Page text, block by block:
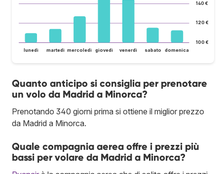
100 €
120 €
140 €
lunedì martedì mercoledì giovedì venerdì sabato domenica
Quanto anticipo si consiglia per prenotare
un volo da Madrid a Minorca?
Prenotando 340 giorni prima si ottiene il miglior prezzo
da Madrid a Minorca.
Quale compagnia aerea offre i prezzi più
bassi per volare da Madrid a Minorca?